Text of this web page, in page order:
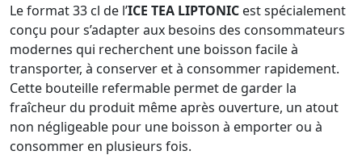
Le format 33 cl de l’ICE TEA LIPTONIC est spécialement
conçu pour s’adapter aux besoins des consommateurs
modernes qui recherchent une boisson facile à
transporter, à conserver et à consommer rapidement.
Cette bouteille refermable permet de garder la
fraîcheur du produit même après ouverture, un atout
non négligeable pour une boisson à emporter ou à
consommer en plusieurs fois.